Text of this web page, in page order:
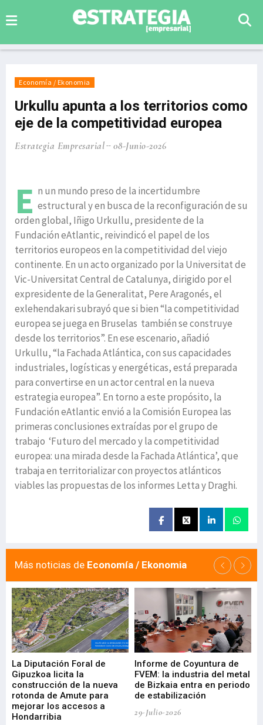
Economía / Ekonomia
Urkullu apunta a los territorios como
eje de la competitividad europea
Estrategia Empresarial 08-Junio-2026
E n un mundo preso de la incertidumbre
estructural y en busca de la reconfiguración de su
orden global, Iñigo Urkullu, presidente de la
Fundación eAtlantic, reivindicó el papel de los
territorios europeos en la competitividad del viejo
continente. En un acto organizado por la Universitat de
Vic-Universitat Central de Catalunya, dirigido por el
expresidente de la Generalitat, Pere Aragonés, el
exlehendakari subrayó que si bien “la competitividad
europea se juega en Bruselas también se construye
desde los territorios”. En ese escenario, añadió
Urkullu, “la Fachada Atlántica, con sus capacidades
industriales, logísticas y energéticas, está preparada
para convertirse en un actor central en la nueva
estrategia europea”. En torno a este propósito, la
Fundación eAtlantic envió a la Comisión Europea las
primeras conclusiones extraídas por el grupo de
trabajo ‘Futuro del mercado y la competitividad
europea: una mirada desde la Fachada Atlántica’, que
trabaja en territorializar con proyectos atlánticos
viables las propuestas de los informes Letta y Draghi.
Más noticias de Economía / Ekonomia
La Diputación Foral de
Gipuzkoa licita la
construcción de la nueva
rotonda de Amute para
mejorar los accesos a
Hondarribia
Informe de Coyuntura de
FVEM: la industria del metal
de Bizkaia entra en periodo
de estabilización
29-Julio-2026